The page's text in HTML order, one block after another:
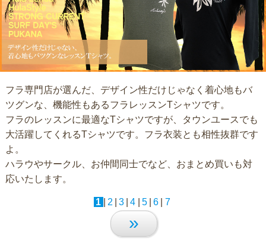
フラ専門店が選んだ、デザイン性だけじゃなく着心地もバ
ツグンな、機能性もあるフラレッスンTシャツです。
フラのレッスンに最適なTシャツですが、タウンユースでも
大活躍してくれるTシャツです。フラ衣装とも相性抜群です
よ。
ハラウやサークル、お仲間同士でなど、おまとめ買いも対
応いたします。
1 2 3 4 5 6 7
»